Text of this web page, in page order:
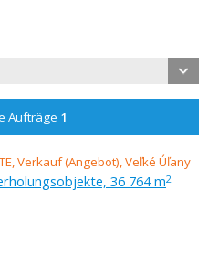
Aufträge 1
36 764 m2